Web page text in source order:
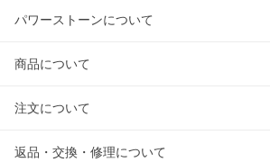
パワーストーンについて
商品について
注文について
返品・交換・修理について